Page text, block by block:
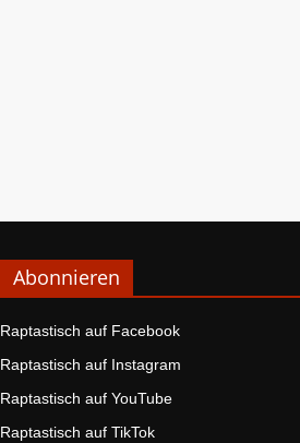
Abonnieren
Raptastisch auf Facebook
Raptastisch auf Instagram
Raptastisch auf YouTube
Raptastisch auf TikTok